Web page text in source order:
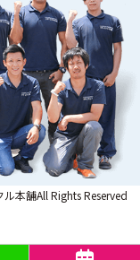
本舗All Rights Reserved